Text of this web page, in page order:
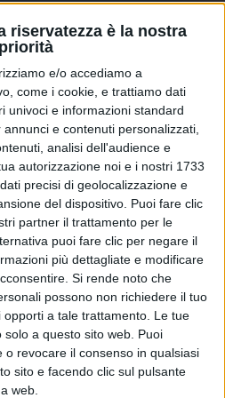
riservatezza è la nostra
priorità
e/o accediamo a
come i cookie, e trattiamo dati
univoci e informazioni standard
e contenuti personalizzati,
analisi dell'audience e
autorizzazione noi e i nostri 1733
precisi di geolocalizzazione e
del dispositivo. Puoi fare clic
partner il trattamento per le
puoi fare clic per negare il
più dettagliate e modificare
Si rende noto che
possono non richiedere il tuo
a tale trattamento. Le tue
a questo sito web. Puoi
o revocare il consenso in qualsiasi
sito e facendo clic sul pulsante
web.
Vedi tutte
il
in
per